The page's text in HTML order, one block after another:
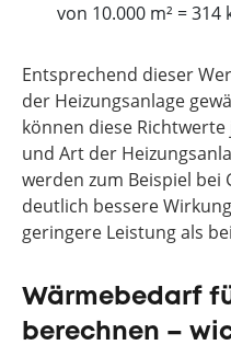
von 10.000 m² = 314
Entsprechend dieser
der Heizungsanlage
können diese
und Art der
werden zum Beispiel bei
deutlich bessere
geringere Leistung als
Wärmebedarf
berechnen –